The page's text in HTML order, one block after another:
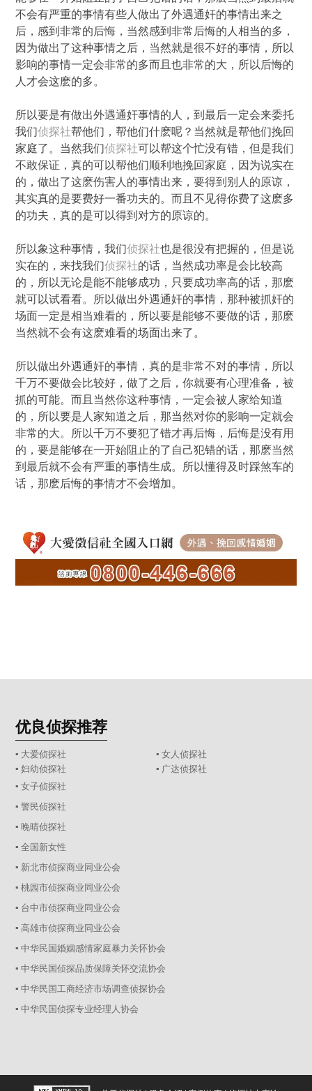
不会有严重的事情有些人做出了外遇通奸的事情出来之
后，感到非常的后悔，当然感到非常后悔的人相当的多，
因为做出了这种事情之后，当然就是很不好的事情，所以
影响的事情一定会非常的多而且也非常的大，所以后悔的
人才会这麽的多。
所以要是有做出外遇通奸事情的人，到最后一定会来委托
我们侦探社帮他们，帮他们什麽呢？当然就是帮他们挽回
家庭了。当然我们侦探社可以帮这个忙没有错，但是我们
不敢保证，真的可以帮他们顺利地挽回家庭，因为说实在
的，做出了这麽伤害人的事情出来，要得到别人的原谅，
其实真的是要费好一番功夫的。而且不见得你费了这麽多
的功夫，真的是可以得到对方的原谅的。
所以象这种事情，我们侦探社也是很没有把握的，但是说
实在的，来找我们侦探社的话，当然成功率是会比较高
的，所以无论是能不能够成功，只要成功率高的话，那麽
就可以试看看。所以做出外遇通奸的事情，那种被抓奸的
场面一定是相当难看的，所以要是能够不要做的话，那麽
当然就不会有这麽难看的场面出来了。
所以做出外遇通奸的事情，真的是非常不对的事情，所以
千万不要做会比较好，做了之后，你就要有心理准备，被
抓的可能。而且当然你这种事情，一定会被人家给知道
的，所以要是人家知道之后，那当然对你的影响一定就会
非常的大。所以千万不要犯了错才再后悔，后悔是没有用
的，要是能够在一开始阻止的了自己犯错的话，那麽当然
到最后就不会有严重的事情生成。所以懂得及时踩煞车的
话，那麽后悔的事情才不会增加。
优良侦探推荐
▪ 大爱侦探社
▪ 女人侦探社
▪ 妇幼侦探社
▪ 广达侦探社
▪ 女子侦探社
▪ 警民侦探社
▪ 晚晴侦探社
▪ 全国新女性
▪ 新北市侦探商业同业公会
▪ 桃园市侦探商业同业公会
▪ 台中市侦探商业同业公会
▪ 高雄市侦探商业同业公会
▪ 中华民国婚姻感情家庭暴力关怀协会
▪ 中华民国侦探品质保障关怀交流协会
▪ 中华民国工商经济市场调查侦探协会
▪ 中华民国侦探专业经理人协会